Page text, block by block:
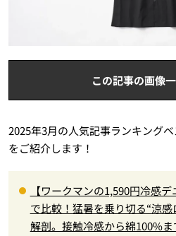
この記事の画像
2025年3月の人気記事ランキング
をご紹介します！
【ワークマンの1,590円冷感
で比較！猛暑を乗り切る“涼
解剖。接触冷感から綿100%